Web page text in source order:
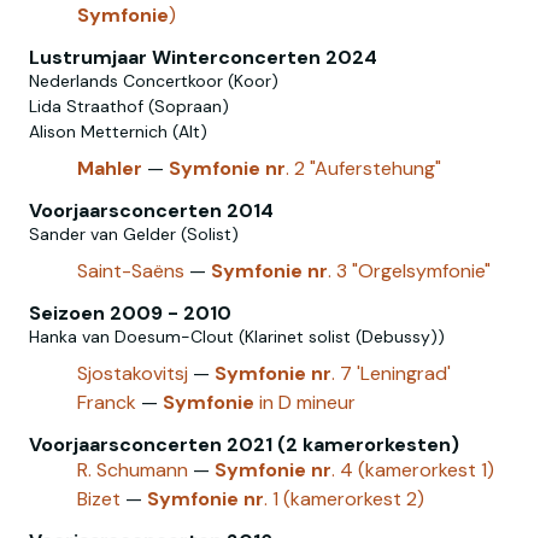
Symfonie)
Lustrumjaar Winterconcerten 2024
Nederlands Concertkoor (Koor)
Lida Straathof (Sopraan)
Alison Metternich (Alt)
Mahler — Symfonie nr. 2 "Auferstehung"
Voorjaarsconcerten 2014
Sander van Gelder (Solist)
Saint-Saëns — Symfonie nr. 3 "Orgelsymfonie"
Seizoen 2009 - 2010
Hanka van Doesum-Clout (Klarinet solist (Debussy))
Sjostakovitsj — Symfonie nr. 7 'Leningrad'
Franck — Symfonie in D mineur
Voorjaarsconcerten 2021 (2 kamerorkesten)
R. Schumann — Symfonie nr. 4 (kamerorkest 1)
Bizet — Symfonie nr. 1 (kamerorkest 2)